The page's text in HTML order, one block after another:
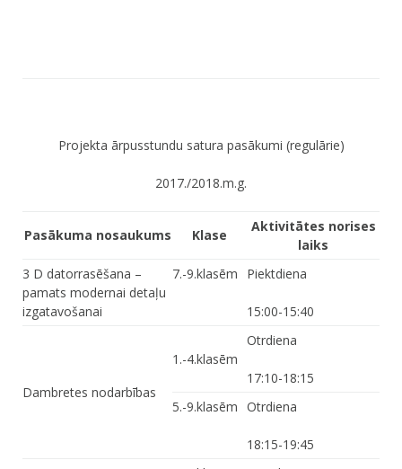
Projekta ārpusstundu satura pasākumi (regulārie)
2017./2018.m.g.
Pasākuma nosaukums Klase
Aktivitātes norises
laiks
3 D datorrasēšana –
pamats modernai detaļu
izgatavošanai
7.-9.klasēm Piektdiena
15:00-15:40
Dambretes nodarbības
1.-4.klasēm
Otrdiena
17:10-18:15
5.-9.klasēm Otrdiena
18:15-19:45